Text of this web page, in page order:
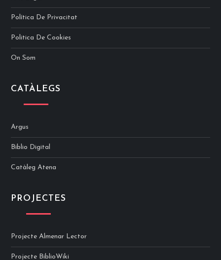
Política De Privacitat
Politica De Cookies
On Som
CATÀLEGS
Argus
Biblio Digital
Catàleg Atena
PROJECTES
Projecte Almenar Lector
Projecte BiblioWiki